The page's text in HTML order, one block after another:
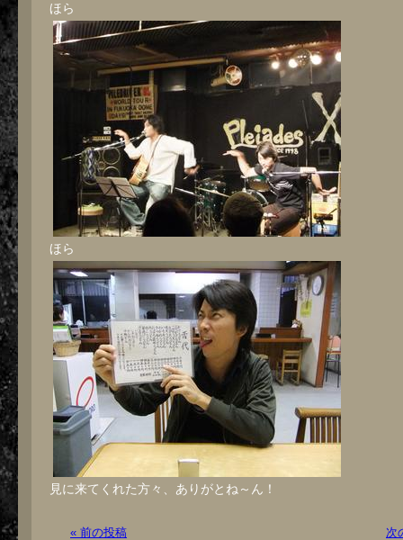
ほら
ほら
見に来てくれた方々、ありがとね～ん！
« 前の投稿 次